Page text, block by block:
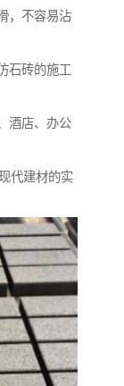
，不容易沾
石砖的施工
酒店、办公
代建材的实